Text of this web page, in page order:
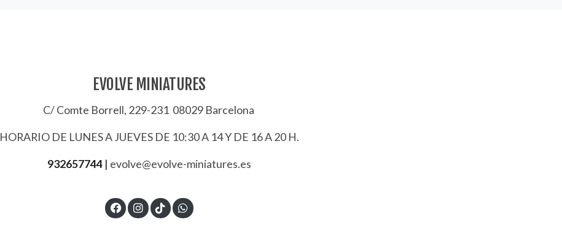
EVOLVE MINIATURES
C/ Comte Borrell, 229-231 08029 Barcelona
HORARIO DE LUNES A JUEVES DE 10:30 A 14 Y DE 16 A 20 H.
932657744 | evolve@evolve-miniatures.es